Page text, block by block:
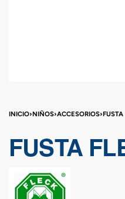
INICIO›NIÑOS›ACCESORIOS›FUSTA
FUSTA